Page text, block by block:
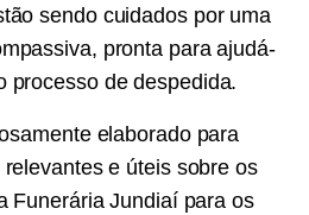
sendo cuidados por uma
pronta para ajudá-
processo de despedida.
elaborado para
e úteis sobre os
Funerária Jundiaí para os